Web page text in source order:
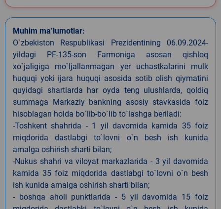
Muhim ma’lumotlar:
O`zbekiston Respublikasi Prezidentining 06.09.2024-
yildagi PF-135-son Farmoniga asosan qishloq
xo`jaligiga mo`ljallanmagan yer uchastkalarini mulk
huquqi yoki ijara huquqi asosida sotib olish qiymatini
quyidagi shartlarda har oyda teng ulushlarda, qoldiq
summaga Markaziy bankning asosiy stavkasida foiz
hisoblagan holda bo`lib-bo`lib to`lashga beriladi:
-Toshkent shahrida - 1 yil davomida kamida 35 foiz
miqdorida dastlabgi to`lovni o`n besh ish kunida
amalga oshirish sharti bilan;
-Nukus shahri va viloyat markazlarida - 3 yil davomida
kamida 35 foiz miqdorida dastlabgi to`lovni o`n besh
ish kunida amalga oshirish sharti bilan;
- boshqa aholi punktlarida - 5 yil davomida 15 foiz